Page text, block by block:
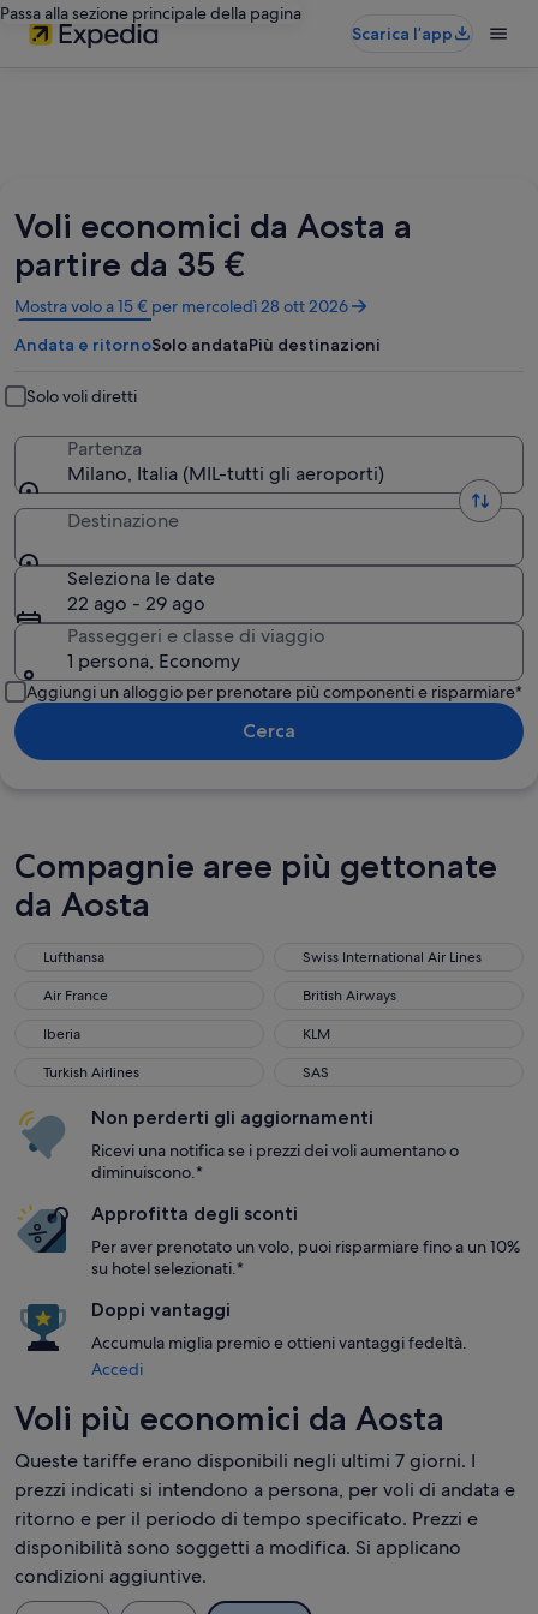
Passa alla sezione principale della pagina
Scarica l’app
Voli economici da Aosta a
partire da 35 €
Mostra volo a 15 € per mercoledì 28 ott 2026
Apertura
in
un’altra
Andata e ritornoSolo andataPiù destinazioni
Solo voli diretti
Partenza
Milano, Italia (MIL-tutti gli aeroporti)
Destinazione
Seleziona le date
22 ago - 29 ago
Passeggeri e classe di viaggio
1 persona, Economy
Aggiungi un alloggio per prenotare più componenti e risparmiare*
Cerca
Compagnie aree più gettonate
da Aosta
Lufthansa
Swiss International Air Lines
Air France
British Airways
Iberia
KLM
Turkish Airlines
SAS
Non perderti gli aggiornamenti
Ricevi una notifica se i prezzi dei voli aumentano o
diminuiscono.*
Approfitta degli sconti
Per aver prenotato un volo, puoi risparmiare fino a un 10%
su hotel selezionati.*
Doppi vantaggi
Accumula miglia premio e ottieni vantaggi fedeltà.
Accedi
Voli più economici da Aosta
Queste tariffe erano disponibili negli ultimi 7 giorni. I
prezzi indicati si intendono a persona, per voli di andata e
ritorno e per il periodo di tempo specificato. Prezzi e
disponibilità sono soggetti a modifica. Si applicano
condizioni aggiuntive.